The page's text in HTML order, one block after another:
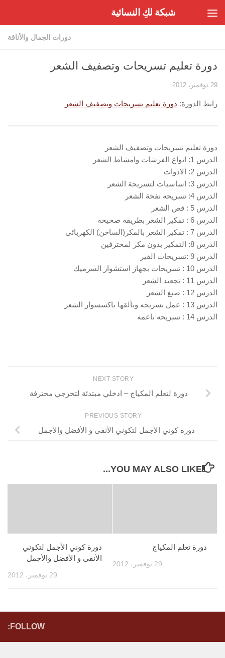
شبكة لكِ النسائية
دورات الجمال والأناقة
دورة تعليم تسريحات وتصفيف الشعر
29 نوفمبر، 2012
رابط الدورة: دورة تعليم تسريحات وتصفيف الشعر
دورة تعليم تسريحات وتصفيف الشعر
الدرس 1: انواع الفرشات وامشاط الشعر
الدرس 2: الادوات
الدرس 3: اساسيات لتسريحة الشعر
الدرس 4: تسريحه نفخة الشعر
الدرس 5 : قص الشعر
الدرس 6 : تمكير الشعر بطريقه صحيحه
الدرس 7 : تمكير الشعر بالمكر(الساخن) الكهربائى
الدرس 8: التمكير بدون مكر لمحترفين
الدرس 9 :تسريحات الفير
الدرس 10 : تسريحات بجهاز استشوار السرميك
الدرس 11 : تجعيد الشعر
الدرس 12 : صبغ الشعر
الدرس 13 : عمل تسريحه وتألقها باكسسوار الشعر
الدرس 14 : تسريحه ناعمه
NEXT STORY
دورة لتعلم المكياج – ادخلي مبتدئة لتخرجي محترفة
PREVIOUS STORY
دورة كوني الأجمل لتكوني الأنقى و الأفضل والأجمل
YOU MAY ALSO LIKE...
دورة كوني الأجمل لتكوني
الأنقى و الأفضل والأجمل
29 نوفمبر، 2012
دورة تعلم المكياج
29 نوفمبر، 2012
FOLLOW: